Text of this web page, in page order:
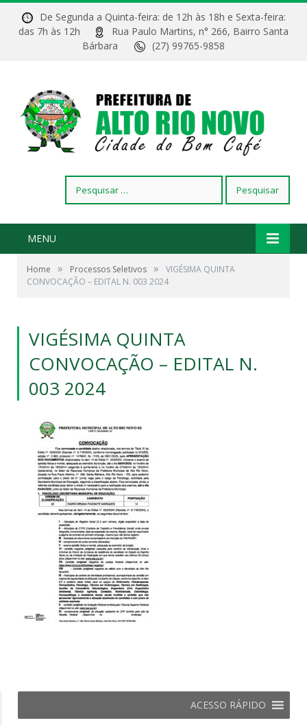
De Segunda a Quinta-feira: de 12h às 18h e Sexta-feira:
das 7h às 12h
Rua Paulo Martins, n° 266, Bairro Santa
Bárbara
(27) 99765-9858
por:
MENU
Home » Processos Seletivos »
VIGÉSIMA QUINTA
CONVOCAÇÃO – EDITAL N. 003 2024
VIGÉSIMA QUINTA
CONVOCAÇÃO – EDITAL N.
003 2024
ACESSO RÁPIDO